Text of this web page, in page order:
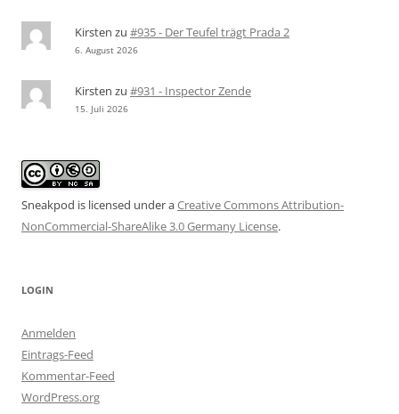
Kirsten zu #935 - Der Teufel trägt Prada 2
6. August 2026
Kirsten zu #931 - Inspector Zende
15. Juli 2026
Sneakpod is licensed under aCreative Commons Attribution-
NonCommercial-ShareAlike 3.0 Germany License.
LOGIN
Anmelden
Eintrags-Feed
Kommentar-Feed
WordPress.org